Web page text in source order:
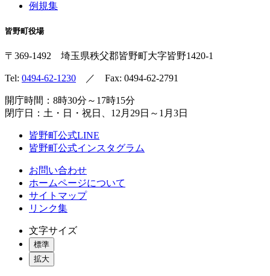
例規集
皆野町役場
〒369-1492 埼玉県秩父郡皆野町 大字皆野1420-1
Tel: 0494-62-1230 ／ Fax: 0494-62-2791
開庁時間：8時30分～17時15分
閉庁日：土・日・祝日、12月29日～1月3日
皆野町公式LINE
皆野町公式インスタグラム
お問い合わせ
ホームページについて
サイトマップ
リンク集
文字サイズ
標準
拡大